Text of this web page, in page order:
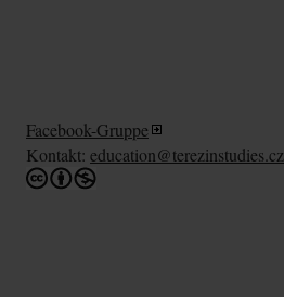
Facebook-Gruppe
Kontakt: education@terezinstudies.cz